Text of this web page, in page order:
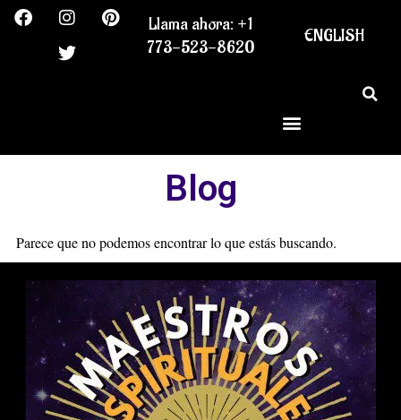
contenido
F
a
I
n
s
t
m
P
i
t
T
w
i
t
Llama ahora: +1
773-523-8620
ENGLISH
Blog
Parece que no podemos encontrar lo que estás buscando.